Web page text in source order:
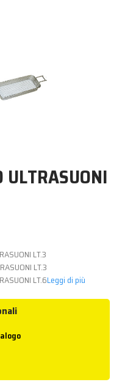
ULTRASUONI
LT.3
LT.3
LT.6Leggi di più